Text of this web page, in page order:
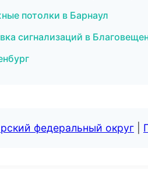
потолки в Барнаул
сигнализаций в
федеральный округ